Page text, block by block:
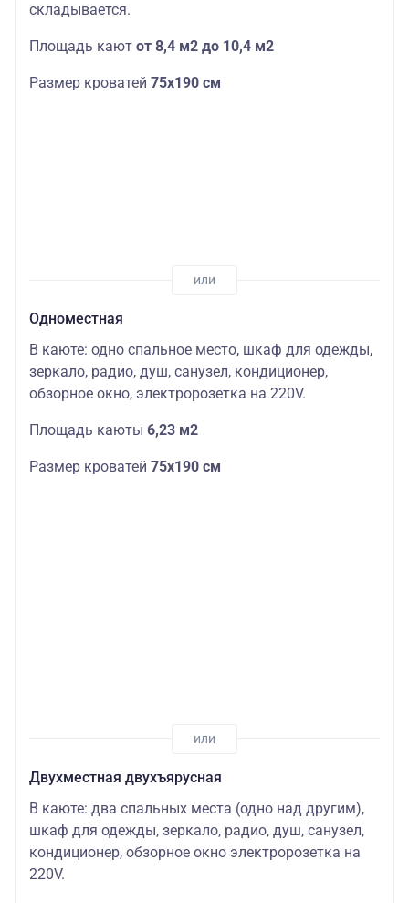
складывается.
Площадь кают от 8,4 м2 до 10,4 м2
Размер кроватей 75х190 см
Одноместная
В каюте: одно спальное место, шкаф для одежды,
зеркало, радио, душ, санузел, кондиционер,
обзорное окно, электророзетка на 220V.
Площадь каюты 6,23 м2
Размер кроватей 75х190 см
Двухместная двухъярусная
В каюте: два спальных места (одно над другим),
шкаф для одежды, зеркало, радио, душ, санузел,
кондиционер, обзорное окно электророзетка на
220V.